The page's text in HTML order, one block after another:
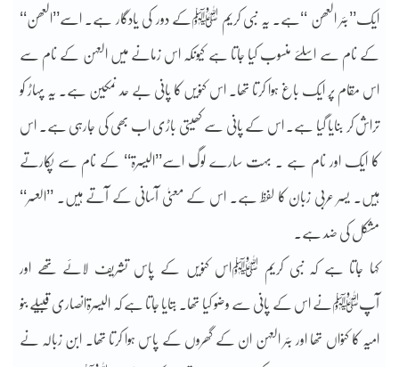
ایک’’بئر العھن ‘‘ہے۔ یہ نبی کریم ﷺکے دور کی یادگار ہے۔ اسے’’العھن‘‘
کے نام سے اسلئے منسوب کیا جاتا ہے کیونکہ اس زمانے میں العہن کے نام سے
اس مقام پر ایک باغ ہوا کرتا تھا۔ اس کنویں کا پانی بے حد نمکین ہے۔ یہ پہاڑ کو
تراش کر بنایا گیا ہے۔ اس کے پانی سے کھیتی باڑی اب بھی کی جارہی ہے۔ اس
کا ایک اور نام ہے ۔ بہت سارے لوگ اسے’’الیسرۃ‘‘ کے نام سے پکارتے
ہیں۔ یسر عربی زبان کا لفظ ہے۔ اس کے معنیٰ آسانی کے آتے ہیں۔ ’’العسر‘‘
مشکل کی ضد ہے۔
کہا جاتا ہے کہ نبی کریم ﷺاس کنویں کے پاس تشریف لائے تھے اور
آپﷺنے اس کے پانی سے وضو کیا تھا۔ بتایا جاتا ہے کہ الیسرۃانصاری قبیلے بنو
امیہ کا کنواں تھا اور بئر العہن ان کے گھروں کے پاس ہوا کرتا تھا۔ ابن زبالہ نے